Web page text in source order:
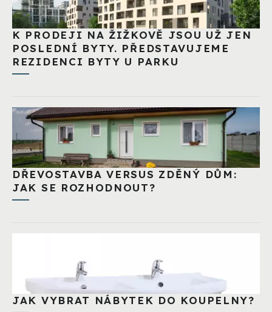
K PRODEJI NA ŽIŽKOVĚ JSOU UŽ JEN
POSLEDNÍ BYTY. PŘEDSTAVUJEME
REZIDENCI BYTY U PARKU
DŘEVOSTAVBA VERSUS ZDĚNÝ DŮM:
JAK SE ROZHODNOUT?
JAK VYBRAT NÁBYTEK DO KOUPELNY?